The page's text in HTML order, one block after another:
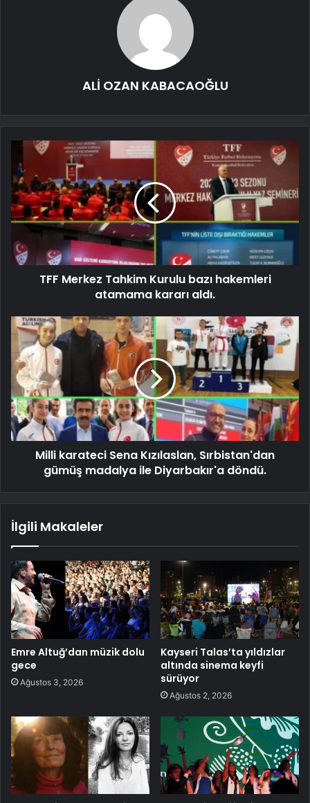
ALİ OZAN KABACAOĞLU
TFF Merkez Tahkim Kurulu bazı hakemleri
atamama kararı aldı.
Milli karateci Sena Kızılaslan, Sırbistan'dan
gümüş madalya ile Diyarbakır'a döndü.
İlgili Makaleler
Emre Altuğ’dan müzik dolu
gece
Ağustos 3, 2026
Kayseri Talas’ta yıldızlar
altında sinema keyfi
sürüyor
Ağustos 2, 2026